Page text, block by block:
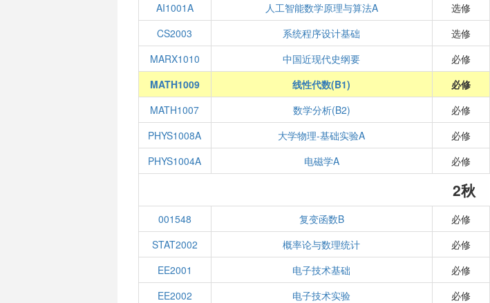
AI1001A
人工智能数学原理与算法A 选修
CS2003
系统程序设计基础 选修
MARX1010
中国近现代史纲要 必修
MATH1009
线性代数(B1) 必修
MATH1007
数学分析(B2) 必修
PHYS1008A
大学物理-基础实验A 必修
PHYS1004A
电磁学A 必修
2秋
001548 复变函数B 必修
STAT2002
概率论与数理统计 必修
EE2001
电子技术基础 必修
EE2002
电子技术实验 必修